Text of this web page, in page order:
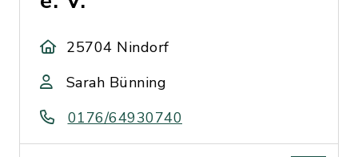
25704 Nindorf
Sarah Bünning
0176/64930740